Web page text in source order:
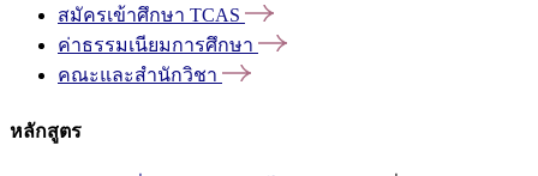
สมัครเข้าศึกษา TCAS
ค่าธรรมเนียมการศึกษา
คณะและสำนักวิชา
หลักสูตร